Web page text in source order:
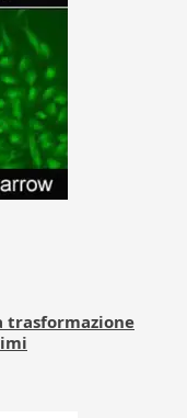
trasformazione